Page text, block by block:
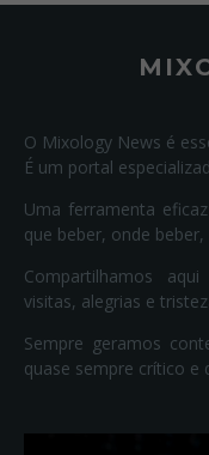
O Mixology News é
É um portal
Uma ferramenta
que beber, onde
Compartilhamos
visitas, alegrias e
Sempre geramos
quase sempre crítico e